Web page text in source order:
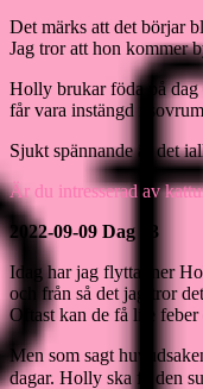
Det märks att det börjar
Jag tror att hon kommer
Holly brukar föda på dag
får vara instängd i
Sjukt spännande är det
Är du intresserad av
2022-09-09 Dag 63
Idag har jag flyttat ner
och från så det jag tror
Oftast kan de få lite
Men som sagt
dagar. Holly ska få den